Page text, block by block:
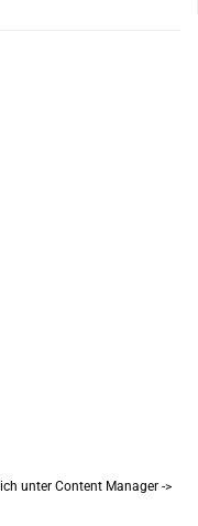
unter Content Manager ->